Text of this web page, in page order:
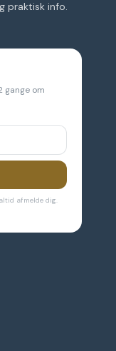
praktisk info.
gange om
afmelde dig.